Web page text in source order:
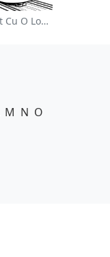
Pagini De Colorat Cu O Locomotivă Colorată
M N O